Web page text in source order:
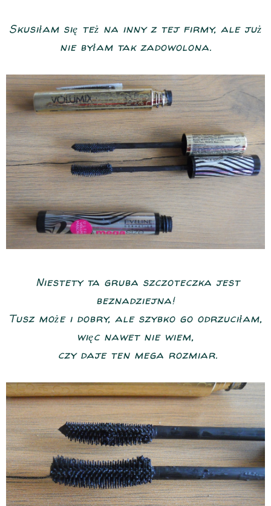
Skusiłam się też na inny z tej firmy, ale już
nie byłam tak zadowolona.
Niestety ta gruba szczoteczka jest
beznadziejna!
Tusz może i dobry, ale szybko go odrzuciłam,
więc nawet nie wiem,
czy daje ten mega rozmiar.